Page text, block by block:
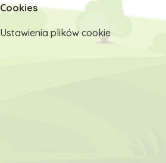
Cookies
Ustawienia plików cookie